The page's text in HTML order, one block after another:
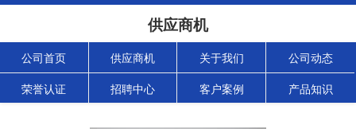
供应商机
公司首页 供应商机 关于我们 公司动态
荣誉认证 招聘中心 客户案例 产品知识